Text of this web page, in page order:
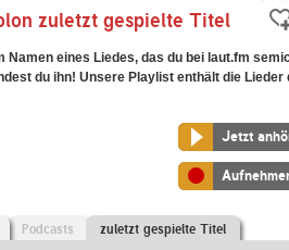
zuletzt gespielte Titel
Namen eines Liedes, das du bei laut.fm
du ihn! Unsere Playlist enthält die Lieder
Jetzt
Podcasts zuletzt gespielte Titel